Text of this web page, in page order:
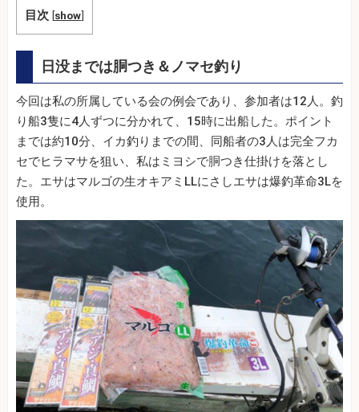
目次 [show]
日没までは胴つき＆ノマセ釣り
今回は私の所属している会の例会であり、参加者は12人。釣
り船3隻に4人ずつに分かれて、15時に出船した。ポイント
までは約10分、イカ釣りまでの間、同船者の3人は完全フカ
セでヒラマサを狙い、私はミヨシで胴つき仕掛けを落とし
た。エサはマルゴの生オキアミLLにさしエサは爆釣革命3Lを
使用。